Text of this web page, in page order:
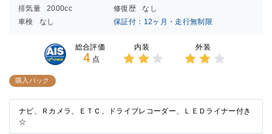
排気量
2000cc 修復歴
なし
車検
なし 保証付：12ヶ月・走行無制限
総合評価
4 点
内装 外装
購入パック
ナビ、Ｒカメラ、ＥＴＣ、ドライブレコーダー、ＬＥＤライナー付き
☆